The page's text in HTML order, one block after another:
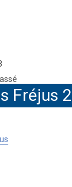
Fréjus